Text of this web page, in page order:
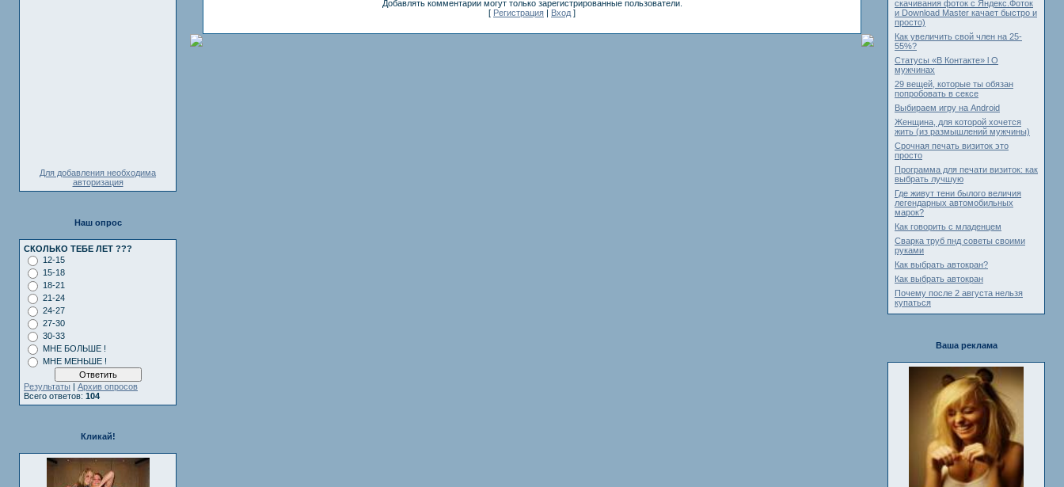
Для добавления необходима
авторизация
Наш опрос
СКОЛЬКО ТЕБЕ ЛЕТ ???
12-15
15-18
18-21
21-24
24-27
27-30
30-33
МНЕ БОЛЬШЕ !
МНЕ МЕНЬШЕ !
Результаты | Архив опросов
Всего ответов: 104
Кликай!
Добавлять комментарии могут только зарегистрированные пользователи.
[ Регистрация | Вход ]
скачивания фоток с Яндекс.Фоток
и Download Master качает быстро и
просто)
Как увеличить свой член на 25-
55%?
Статусы «В Контакте» l О
мужчинах
29 вещей, которые ты обязан
попробовать в сексе
Выбираем игру на Android
Женщина, для которой хочется
жить (из размышлений мужчины)
Срочная печать визиток это
просто
Программа для печати визиток: как
выбрать лучшую
Где живут тени былого величия
легендарных автомобильных
марок?
Как говорить с младенцем
Сварка труб пнд советы своими
руками
Как выбрать автокран?
Как выбрать автокран
Почему после 2 августа нельзя
купаться
Ваша реклама